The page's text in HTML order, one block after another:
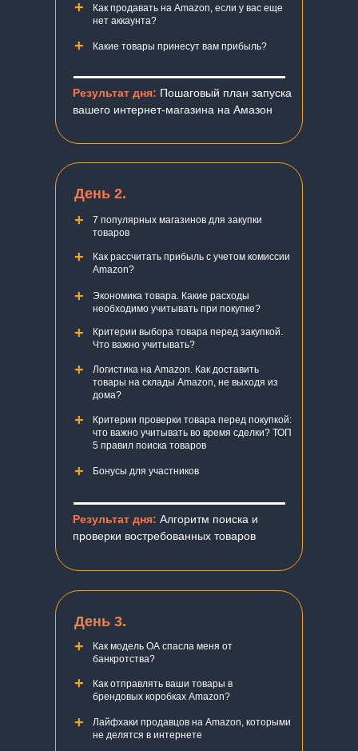
Как продавать на Amazon, если у вас еще
нет аккаунта?
Какие товары принесут вам прибыль?
+
+
Результат дня: Пошаговый план запуска
вашего интернет-магазина на Амазон
День 2.
7 популярных магазинов для закупки
товаров
Как рассчитать прибыль с учетом комиссии
Amazon?
Экономика товара. Какие расходы
необходимо учитывать при покупке?
Критерии выбора товара перед закупкой.
Что важно учитывать?
Логистика на Amazon. Как доставить
товары на склады Amazon, не выходя из
дома?
+
+
+
+
+
Результат дня: Алгоритм поиска и
проверки востребованных товаров
Критерии проверки товара перед покупкой:
что важно учитывать во время сделки? ТОП
5 правил поиска товаров
+
Бонусы для участников
+
День 3.
Как модель ОА спасла меня от
банкротства?
Как отправлять ваши товары в
брендовых коробках Amazon?
Лайфхаки продавцов на Amazon, которыми
не делятся в интернете
+
+
+